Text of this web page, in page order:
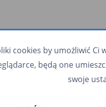
cookies by umożliwić Ci
będą one
swoje